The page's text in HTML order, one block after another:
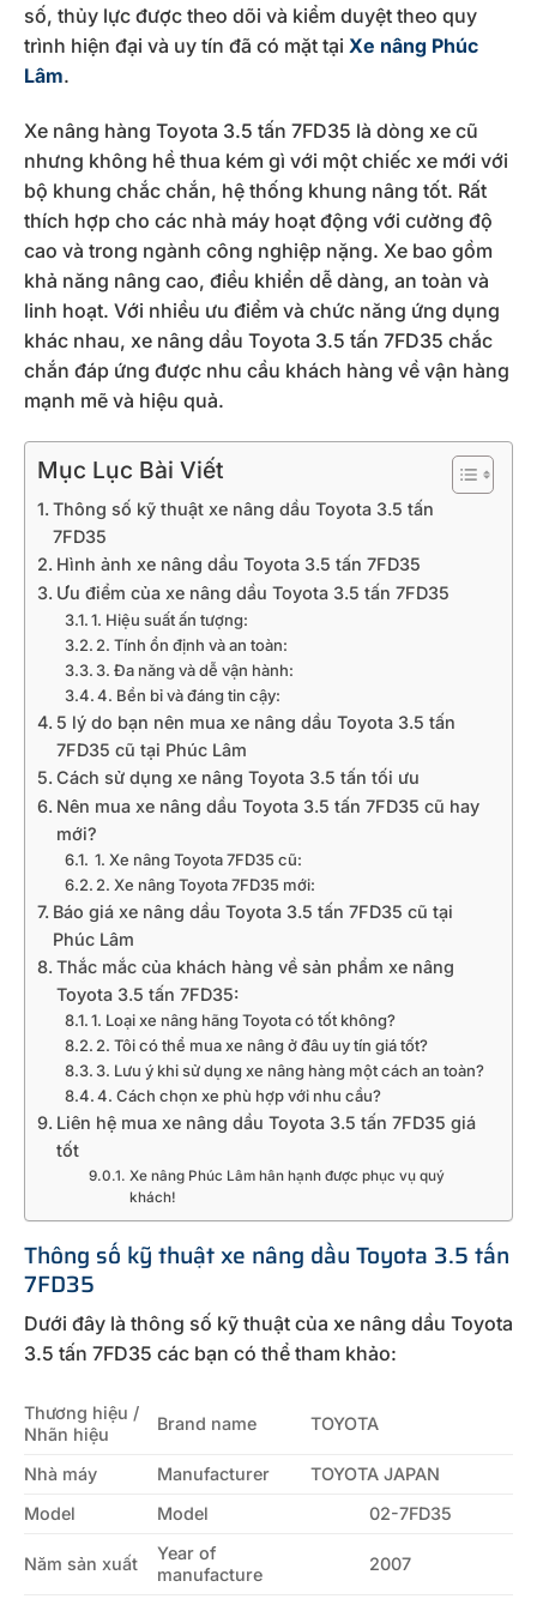
số, thủy lực được theo dõi và kiểm duyệt theo quy
trình hiện đại và uy tín đã có mặt tại Xe nâng Phúc
Lâm.
Xe nâng hàng Toyota 3.5 tấn 7FD35 là dòng xe cũ
nhưng không hề thua kém gì với một chiếc xe mới với
bộ khung chắc chắn, hệ thống khung nâng tốt. Rất
thích hợp cho các nhà máy hoạt động với cường độ
cao và trong ngành công nghiệp nặng. Xe bao gồm
khả năng nâng cao, điều khiển dễ dàng, an toàn và
linh hoạt. Với nhiều ưu điểm và chức năng ứng dụng
khác nhau, xe nâng dầu Toyota 3.5 tấn 7FD35 chắc
chắn đáp ứng được nhu cầu khách hàng về vận hàng
mạnh mẽ và hiệu quả.
Mục Lục Bài Viết
Thông số kỹ thuật xe nâng dầu Toyota 3.5 tấn
7FD35
Hình ảnh xe nâng dầu Toyota 3.5 tấn 7FD35
Ưu điểm của xe nâng dầu Toyota 3.5 tấn 7FD35
1. Hiệu suất ấn tượng:
2. Tính ổn định và an toàn:
3. Đa năng và dễ vận hành:
4. Bền bỉ và đáng tin cậy:
5 lý do bạn nên mua xe nâng dầu Toyota 3.5 tấn
7FD35 cũ tại Phúc Lâm
Cách sử dụng xe nâng Toyota 3.5 tấn tối ưu
Nên mua xe nâng dầu Toyota 3.5 tấn 7FD35 cũ hay
mới?
1. Xe nâng Toyota 7FD35 cũ:
2. Xe nâng Toyota 7FD35 mới:
Báo giá xe nâng dầu Toyota 3.5 tấn 7FD35 cũ tại
Phúc Lâm
Thắc mắc của khách hàng về sản phẩm xe nâng
Toyota 3.5 tấn 7FD35:
1. Loại xe nâng hãng Toyota có tốt không?
2. Tôi có thể mua xe nâng ở đâu uy tín giá tốt?
3. Lưu ý khi sử dụng xe nâng hàng một cách an toàn?
4. Cách chọn xe phù hợp với nhu cầu?
Liên hệ mua xe nâng dầu Toyota 3.5 tấn 7FD35 giá
tốt
Xe nâng Phúc Lâm hân hạnh được phục vụ quý
khách!
Thông số kỹ thuật xe nâng dầu Toyota 3.5 tấn
7FD35
Dưới đây là thông số kỹ thuật của xe nâng dầu Toyota
3.5 tấn 7FD35 các bạn có thể tham khảo:
Thương hiệu /
Nhãn hiệu
Brand name TOYOTA
Nhà máy Manufacturer
TOYOTA JAPAN
Model
Model 02-7FD35
Năm sản xuất
Year of
manufacture
2007